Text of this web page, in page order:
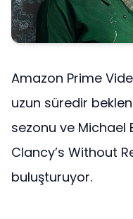
Amazon Prime
uzun süredir
sezonu ve Michael
Clancy’s Without
buluşturuyor.